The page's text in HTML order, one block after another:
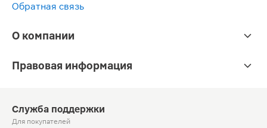
Обратная связь
О компании
Правовая информация
Служба поддержки
Для покупателей